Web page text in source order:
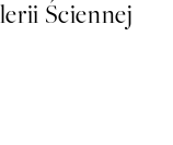
Ściennej